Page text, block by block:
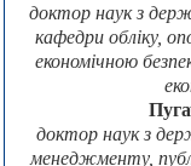
доктор наук з
кафедри обліку,
економічною
доктор наук з
менеджменту,